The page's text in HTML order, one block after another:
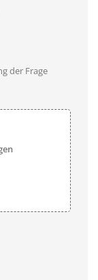
der Frage